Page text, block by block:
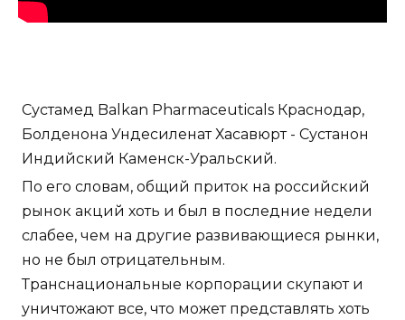
Сустамед Balkan Pharmaceuticals Краснодар,
Болденона Ундесиленат Хасавюрт - Сустанон
Индийский Каменск-Уральский.
По его словам, общий приток на российский
рынок акций хоть и был в последние недели
слабее, чем на другие развивающиеся рынки,
но не был отрицательным.
Транснациональные корпорации скупают и
уничтожают все, что может представлять хоть